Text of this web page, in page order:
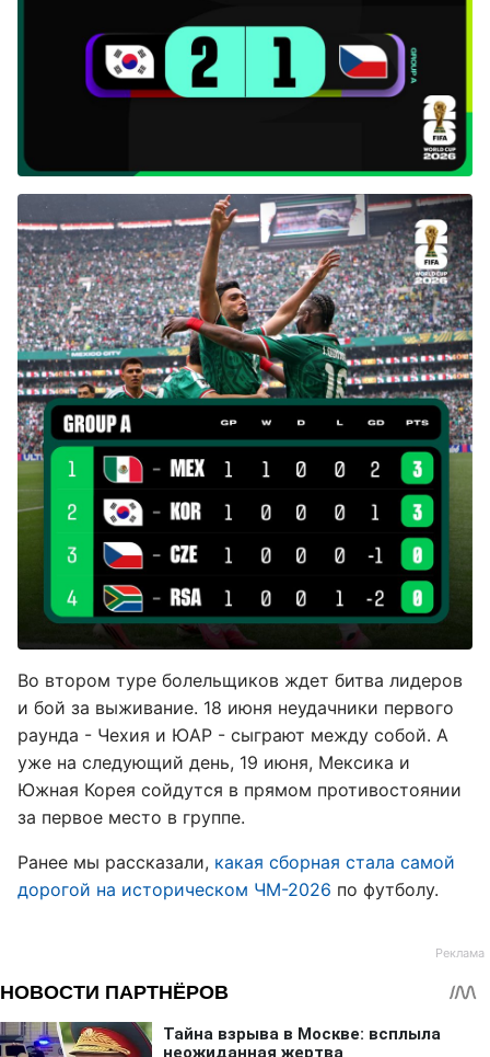
Во втором туре болельщиков ждет битва лидеров
и бой за выживание. 18 июня неудачники первого
раунда - Чехия и ЮАР - сыграют между собой. А
уже на следующий день, 19 июня, Мексика и
Южная Корея сойдутся в прямом противостоянии
за первое место в группе.
Ранее мы рассказали, какая сборная стала самой
дорогой на историческом ЧМ-2026 по футболу.